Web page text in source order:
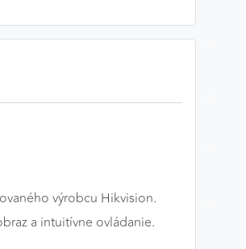
výrobcu Hikvision.
a intuitívne ovládanie.